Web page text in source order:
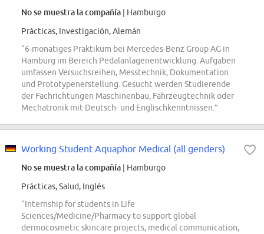
No se muestra la compañía | Hamburgo
Prácticas, Investigación, Alemán
“6-monatiges Praktikum bei Mercedes-Benz Group AG in
Hamburg im Bereich Pedalanlagenentwicklung. Aufgaben
umfassen Versuchsreihen, Messtechnik, Dokumentation
und Prototypenerstellung. Gesucht werden Studierende
der Fachrichtungen Maschinenbau, Fahrzeugtechnik oder
Mechatronik mit Deutsch- und Englischkenntnissen.”
Working Student Aquaphor Medical (all genders)
No se muestra la compañía | Hamburgo
Prácticas, Salud, Inglés
“Internship for students in Life
Sciences/Medicine/Pharmacy to support global
dermocosmetic skincare projects, medical communication,